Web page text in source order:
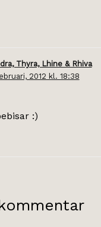
Thyra, Lhine & Rhiva
2012 kl. 18:38
:)